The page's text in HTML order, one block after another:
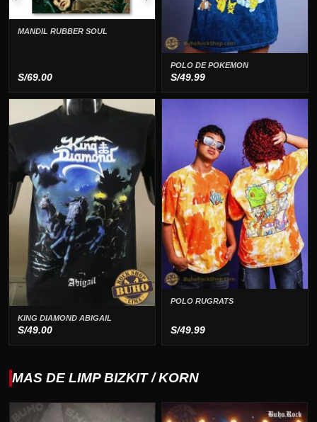
MANDIL RUBBER SOUL
S/69.00
POLO DE POKEMON
S/49.99
KING DIAMOND ABIGAIL
S/49.00
POLO RUGRATS
S/49.99
MAS DE LIMP BIZKIT / KORN